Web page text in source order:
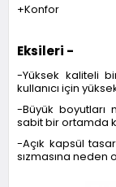
+Konfor
Eksileri -
-Yüksek kaliteli
kullanıcı için
-Büyük boyutları
sabit bir ortamda
-Açık kapsül
sızmasına neden